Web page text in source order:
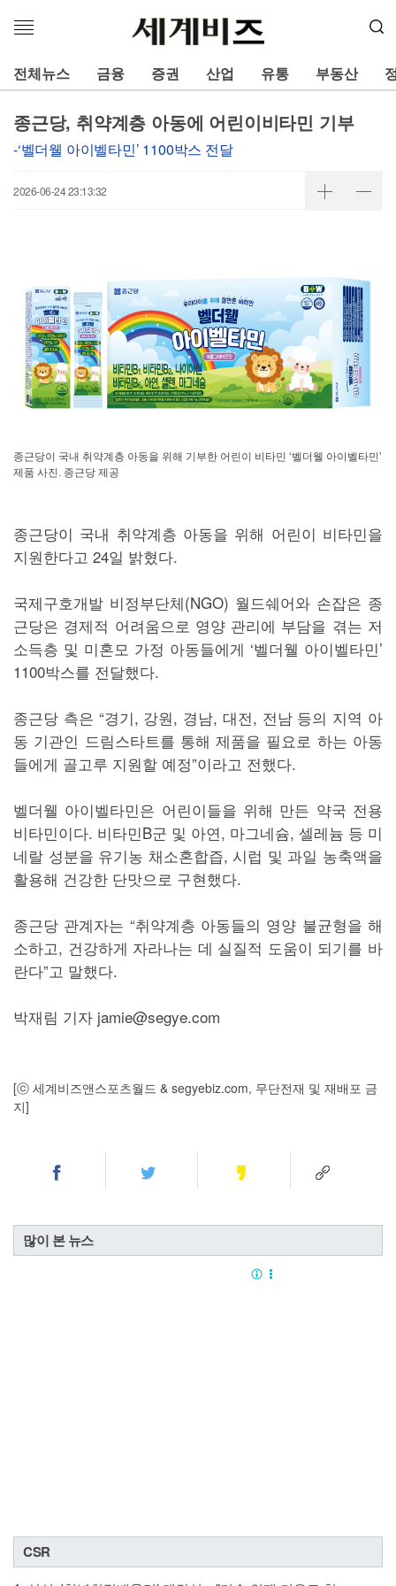
메
열
기
전체뉴스 금융 증권 산업 유통 부동산
종근당, 취약계층 아동에 어린이비타민 기부
-‘벨더웰 아이벨타민’ 1100박스 전달
2026-06-24 23:13:32
종근당이 국내 취약계층 아동을 위해 기부한 어린이 비타민 ‘벨더웰 아이벨타민’
제품 사진. 종근당 제공
종근당이 국내 취약계층 아동을 위해 어린이 비타민을
지원한다고 24일 밝혔다.
국제구호개발 비정부단체(NGO) 월드쉐어와 손잡은 종
근당은 경제적 어려움으로 영양 관리에 부담을 겪는 저
소득층 및 미혼모 가정 아동들에게 ‘벨더웰 아이벨타민’
1100박스를 전달했다.
종근당 측은 “경기, 강원, 경남, 대전, 전남 등의 지역 아
동 기관인 드림스타트를 통해 제품을 필요로 하는 아동
들에게 골고루 지원할 예정”이라고 전했다.
벨더웰 아이벨타민은 어린이들을 위해 만든 약국 전용
비타민이다. 비타민B군 및 아연, 마그네슘, 셀레늄 등 미
네랄 성분을 유기농 채소혼합즙, 시럽 및 과일 농축액을
활용해 건강한 단맛으로 구현했다.
종근당 관계자는 “취약계층 아동들의 영양 불균형을 해
소하고, 건강하게 자라나는 데 실질적 도움이 되기를 바
란다”고 말했다.
박재림 기자 jamie@segye.com
[ⓒ 세계비즈앤스포츠월드 & segyebiz.com, 무단전재 및 재배포 금
지]
많이 본 뉴스
CSR